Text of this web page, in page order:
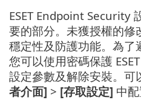
ESET Endpoint Security
要的部分。未獲授權的修
穩定性及防護功能。為了
您可以使用密碼保護
設定參數及解除安裝。可
者介面] > [存取設定] 中配